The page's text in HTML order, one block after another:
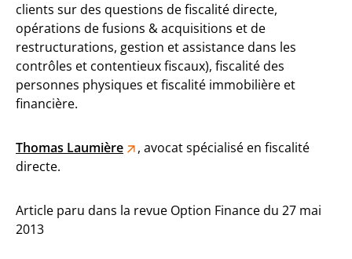
clients sur des questions de fiscalité directe,
opérations de fusions & acquisitions et de
restructurations, gestion et assistance dans les
contrôles et contentieux fiscaux), fiscalité des
personnes physiques et fiscalité immobilière et
financière.
Thomas Laumière
, avocat spécialisé en fiscalité
directe.
Article paru dans la revue Option Finance du 27 mai
2013